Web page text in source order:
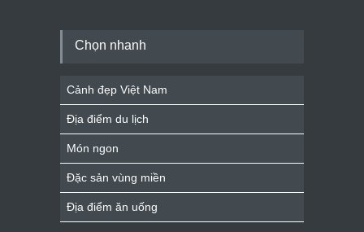
Chọn nhanh
Cảnh đẹp Việt Nam
Địa điểm du lịch
Món ngon
Đặc sản vùng miền
Địa điểm ăn uống